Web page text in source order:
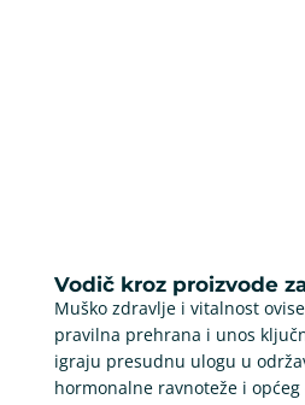
Vodič kroz proizvode
Muško zdravlje i vitalnost
pravilna prehrana i unos
igraju presudnu ulogu u
hormonalne ravnoteže i